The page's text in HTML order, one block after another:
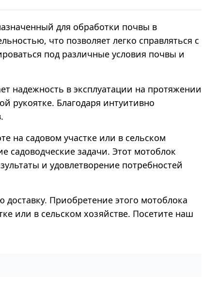
для обработки почвы в
что позволяет легко справляться с
под различные условия почвы и
надежность в эксплуатации на протяжении
рукоятке. Благодаря интуитивно
на садовом участке или в сельском
садоводческие задачи. Этот мотоблок
и удовлетворение потребностей
Приобретение этого мотоблока
или в сельском хозяйстве. Посетите наш